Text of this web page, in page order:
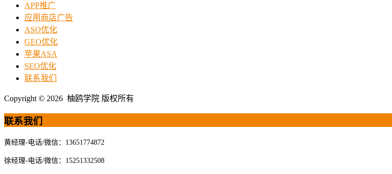
APP推广
应用商店广告
ASO优化
GEO优化
苹果ASA
SEO优化
联系我们
Copyright © 2026 柚鸥学院 版权所有
联系我们
黄经理-电话/微信：13651774872
徐经理-电话/微信：15251332508